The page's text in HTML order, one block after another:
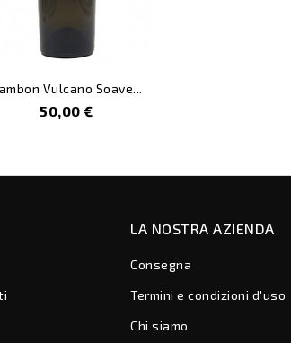
Vulcano Soave...
Prezzo
50,00 €
LA NOSTRA AZIENDA
Consegna
Termini e condizioni d'uso
Chi siamo